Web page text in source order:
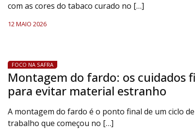
com as cores do tabaco curado no […]
12 MAIO 2026
FOCO NA SAFRA
Montagem do fardo: os cuidados
para evitar material estranho
A montagem do fardo é o ponto final de um ciclo de
trabalho que começou no […]